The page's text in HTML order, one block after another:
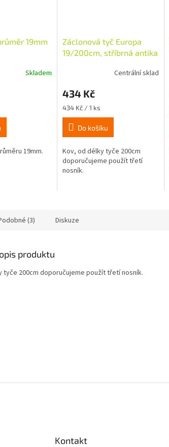
19mm
Skladem
19mm.
Záclonová tyč Europa
19/200cm, stříbrná antika
Centrální sklad
434 Kč
Měrná
cena:
434 Kč / 1 ks
Do košíku
Kov, od délky tyče 200cm
doporučujeme použít třetí
nosník.
(3) Diskuze
produktu
tyče 200cm doporučujeme použít třetí nosník.
Kontakt